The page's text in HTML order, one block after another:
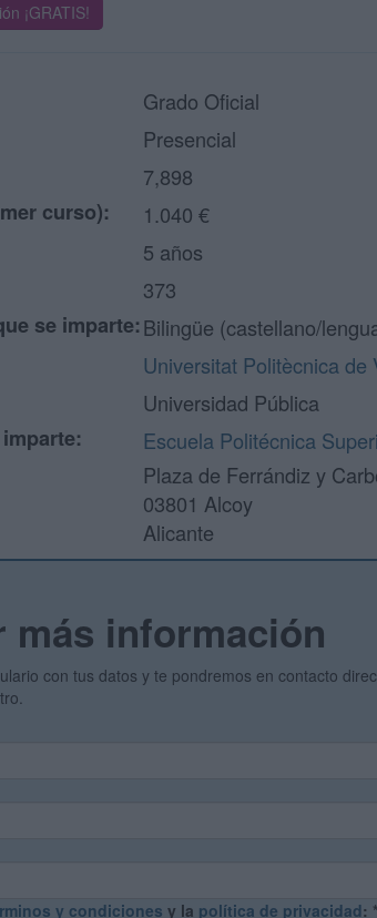
¡GRATIS!
Grado Oficial
Presencial
7,898
curso):
1.040 €
5 años
373
se imparte:Bilingüe (castellano/
Universitat Politècnica de
Universidad Pública
Escuela Politécnica
Plaza de Ferrándiz y
03801 Alcoy
Alicante
más información
con tus datos y te pondremos en contacto
y condiciones y la política de privacidad: *